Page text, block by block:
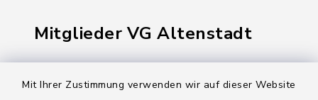
Mit Ihrer Zustimmung verwenden wir auf dieser Website
Mitglieder VG Altenstadt
Markt Altenstadt